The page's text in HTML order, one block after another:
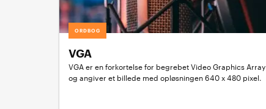
ORDBOG
VGA
VGA er en forkortelse for begrebet Video Graphics Array
og angiver et billede med opløsningen 640 x 480 pixel.